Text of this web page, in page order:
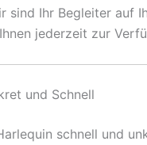
sind Ihr Begleiter auf
jederzeit zur
und Schnell
schnell und